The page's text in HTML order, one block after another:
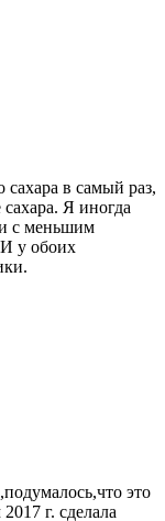
в самый раз,
Я иногда
с меньшим
И у обоих
это
г. сделала